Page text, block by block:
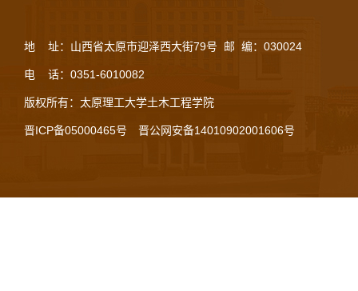
地 址：山西省太原市迎泽西大街79号 邮 编：030024
电 话：0351-6010082
版权所有：太原理工大学土木工程学院
晋ICP备05000465号 晋公网安备14010902001606号